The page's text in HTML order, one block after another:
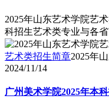
2025年山东艺术学院艺
科招生艺术类专业与各
艺术类招生简章2025年
2024/11/14
广州美术学院2025年本